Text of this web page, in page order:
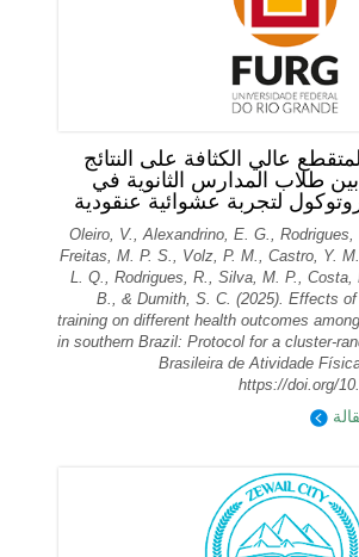
عالي الكثافة على النتائج
طلاب المدارس الثانوية في
لتجربة عشوائية عنقودية
Oleiro, V., Alexandrino, E. G.,
Freitas, M. P. S., Volz, P. M., Castro, Y.
L. Q., Rodrigues, R., Silva, M. P., Costa,
B., & Dumith, S. C. (2025). Effects
training on different health outcomes
in southern Brazil: Protocol for a cluster-
Brasileira de Atividade
https://doi.org/